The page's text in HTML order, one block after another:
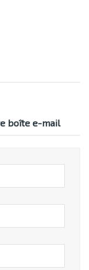
boîte e-mail